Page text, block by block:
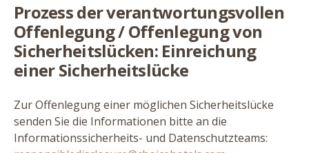
Prozess der verantwortungsvollen
Offenlegung / Offenlegung von
Sicherheitslücken: Einreichung
einer Sicherheitslücke
Zur Offenlegung einer möglichen Sicherheitslücke
senden Sie die Informationen bitte an die
Informationssicherheits- und Datenschutzteams: